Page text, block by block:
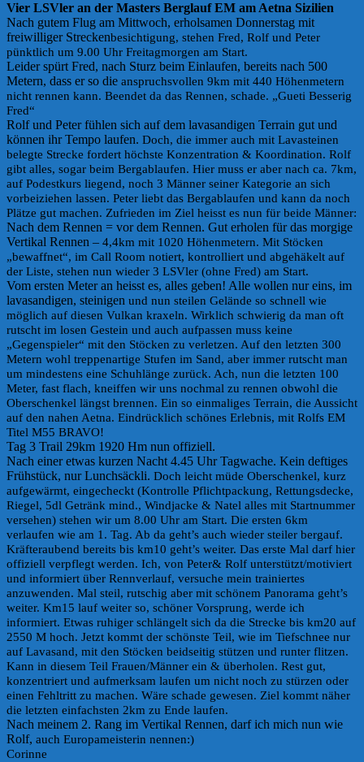
Vier LSVler an der Masters Berglauf EM am Aetna Sizilien
Nach gutem Flug am Mittwoch, erholsamen Donnerstag mit
freiwilliger Streckenbesichtigung, stehen Fred, Rolf und Peter
pünktlich um 9.00 Uhr Freitagmorgen am Start.
Leider spürt Fred, nach Sturz beim Einlaufen, bereits nach 500
Metern, dass er so die anspruchsvollen 9km mit 440 Höhenmetern
nicht rennen kann. Beendet da das Rennen, schade. „Gueti Besserig
Fred“
Rolf und Peter fühlen sich auf dem lavasandigen Terrain gut und
können ihr Tempo laufen. Doch, die immer auch mit Lavasteinen
belegte Strecke fordert höchste Konzentration & Koordination. Rolf
gibt alles, sogar beim Bergablaufen. Hier muss er aber nach ca. 7km,
auf Podestkurs liegend, noch 3 Männer seiner Kategorie an sich
vorbeiziehen lassen. Peter liebt das Bergablaufen und kann da noch
Plätze gut machen. Zufrieden im Ziel heisst es nun für beide Männer:
Nach dem Rennen = vor dem Rennen. Gut erholen für das morgige
Vertikal Rennen – 4,4km mit 1020 Höhenmetern. Mit Stöcken
„bewaffnet“, im Call Room notiert, kontrolliert und abgehäkelt auf
der Liste, stehen nun wieder 3 LSVler (ohne Fred) am Start.
Vom ersten Meter an heisst es, alles geben! Alle wollen nur eins, im
lavasandigen, steinigen und nun steilen Gelände so schnell wie
möglich auf diesen Vulkan kraxeln. Wirklich schwierig da man oft
rutscht im losen Gestein und auch aufpassen muss keine
„Gegenspieler“ mit den Stöcken zu verletzen. Auf den letzten 300
Metern wohl treppenartige Stufen im Sand, aber immer rutscht man
um mindestens eine Schuhlänge zurück. Ach, nun die letzten 100
Meter, fast flach, kneiffen wir uns nochmal zu rennen obwohl die
Oberschenkel längst brennen. Ein so einmaliges Terrain, die Aussicht
auf den nahen Aetna. Eindrücklich schönes Erlebnis, mit Rolfs EM
Titel M55 BRAVO!
Tag 3 Trail 29km 1920 Hm nun offiziell.
Nach einer etwas kurzen Nacht 4.45 UhrTagwache. Kein deftiges
Frühstück, nur Lunchsäckli. Doch leicht müde Oberschenkel, kurz
aufgewärmt, eingecheckt (Kontrolle Pflichtpackung, Rettungsdecke,
Riegel, 5dl Getränk mind., Windjacke & Natel alles mit Startnummer
versehen) stehen wir um 8.00 Uhr am Start. Die ersten 6km
verlaufen wie am 1. Tag. Ab da geht’s auch wieder steiler bergauf.
Kräfteraubend bereits bis km10 geht’s weiter. Das erste Mal darf hier
offiziell verpflegt werden. Ich, von Peter& Rolf unterstützt/motiviert
und informiert über Rennverlauf, versuche mein trainiertes
anzuwenden. Mal steil, rutschig aber mit schönem Panorama geht’s
weiter. Km15 lauf weiter so, schöner Vorsprung, werde ich
informiert. Etwas ruhiger schlängelt sich da die Strecke bis km20 auf
2550 M hoch. Jetzt kommt der schönste Teil, wie im Tiefschnee nur
auf Lavasand, mit den Stöcken beidseitig stützen und runter flitzen.
Kann in diesem Teil Frauen/Männer ein & überholen. Rest gut,
konzentriert und aufmerksam laufen um nicht noch zu stürzen oder
einen Fehltritt zu machen. Wäre schade gewesen. Ziel kommt näher
die letzten einfachsten 2km zu Ende laufen.
Nach meinem 2. Rang im Vertikal Rennen, darf ich mich nun wie
Rolf, auch Europameisterin nennen:)
Corinne